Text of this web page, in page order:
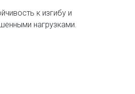
к изгибу и
нагрузками.